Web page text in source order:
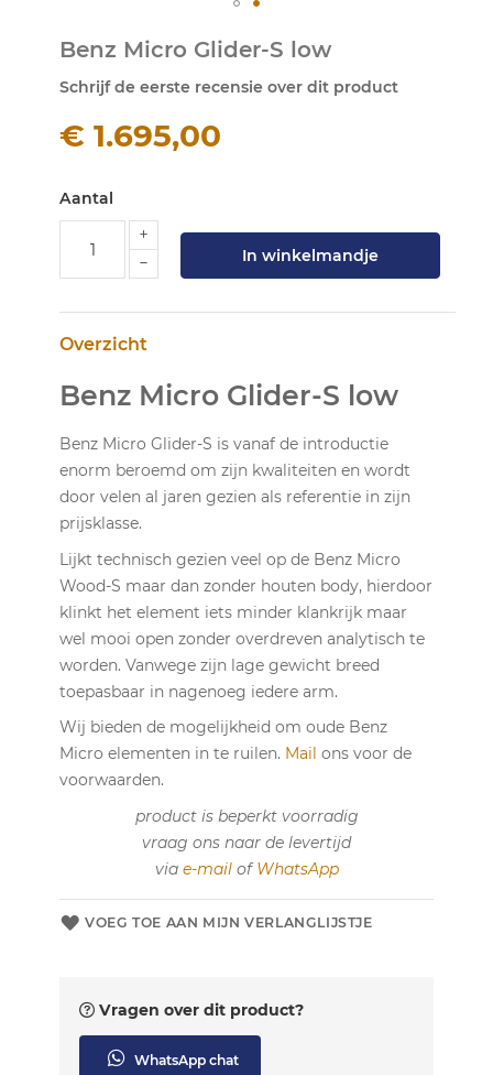
Benz Micro Glider-S low
Schrijf de eerste recensie over dit product
€ 1.695,00
Aantal
In winkelmandje
Overzicht
Benz Micro Glider-S low
Benz Micro Glider-S is vanaf de introductie
enorm beroemd om zijn kwaliteiten en wordt
door velen al jaren gezien als referentie in zijn
prijsklasse.
Lijkt technisch gezien veel op de Benz Micro
Wood-S maar dan zonder houten body, hierdoor
klinkt het element iets minder klankrijk maar
wel mooi open zonder overdreven analytisch te
worden. Vanwege zijn lage gewicht breed
toepasbaar in nagenoeg iedere arm.
Wij bieden de mogelijkheid om oude Benz
Micro elementen in te ruilen. Mail ons voor de
voorwaarden.
product is beperkt voorradig
vraag ons naar de levertijd
via e-mailofWhatsApp
VOEG TOE AAN MIJN VERLANGLIJSTJE
Vragen over dit product?
WhatsApp chat
naar
begin
de